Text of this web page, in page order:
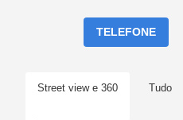
TELEFONE
Street view e 360 Tudo